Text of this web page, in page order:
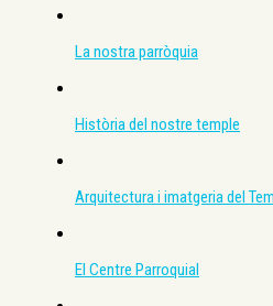
La nostra parròquia
Història del nostre temple
Arquitectura i imatgeria del
El Centre Parroquial